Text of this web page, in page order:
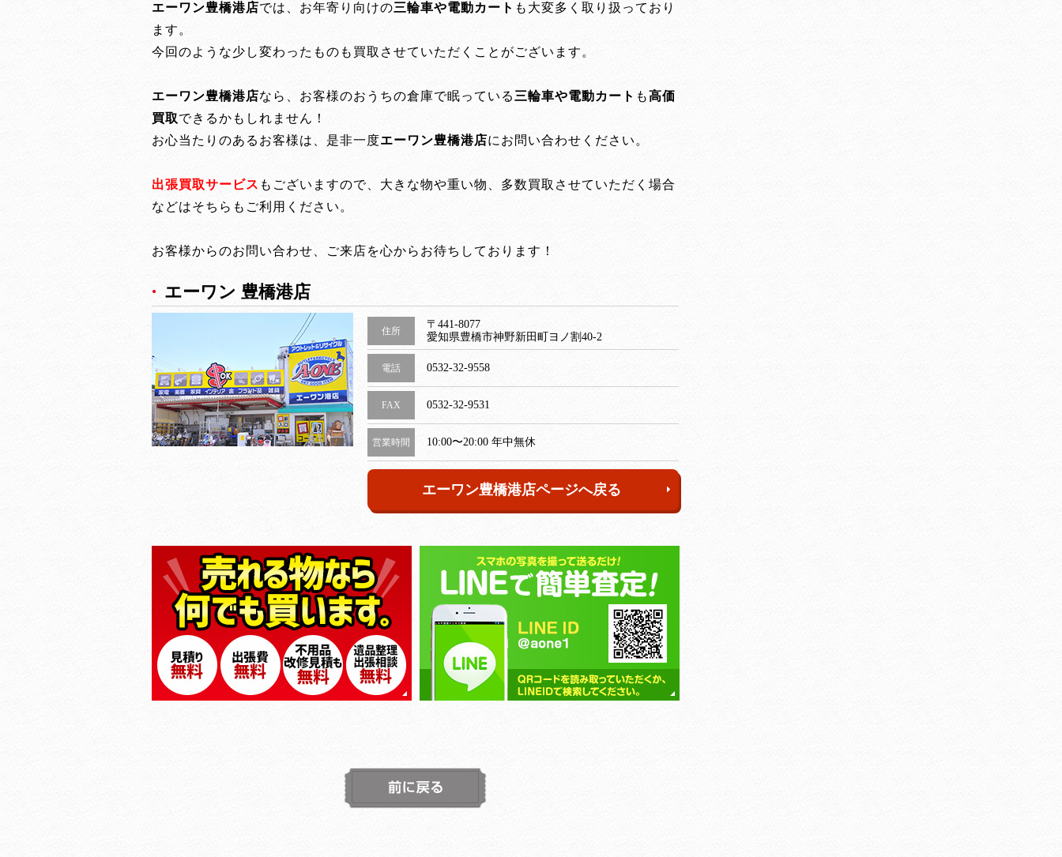
エーワン豊橋港店では、お年寄り向けの三輪車や電動カート も大変多く取り扱っており
ます。
今回のような少し変わったものも買取させていただくことがございます。
エーワン豊橋港店なら、お客様のおうちの倉庫で眠っている 三輪車や電動カート も高価
買取できるかもしれません！
お心当たりのあるお客様は、是非一度エーワン豊橋港店にお問い合わせください。
出張買取サービス もございますので、大きな物や重い物、多数買取させていただく場合
などはそちらもご利用ください。
お客様からのお問い合わせ、ご来店を心からお待ちしております！
エーワン 豊橋港店
住所
〒441-8077
愛知県豊橋市神野新田町ヨノ割40-2
電話 0532-32-9558
FAX 0532-32-9531
営業時間 10:00〜20:00 年中無休
エーワン豊橋港店ページへ戻る